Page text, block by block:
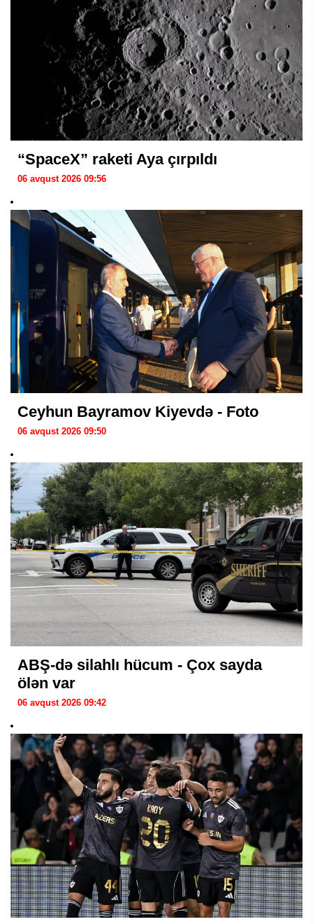
“SpaceX” raketi Aya çırpıldı
06 avqust 2026 09:56
Ceyhun Bayramov Kiyevdə - Foto
06 avqust 2026 09:50
ABŞ-də silahlı hücum - Çox sayda
ölən var
06 avqust 2026 09:42